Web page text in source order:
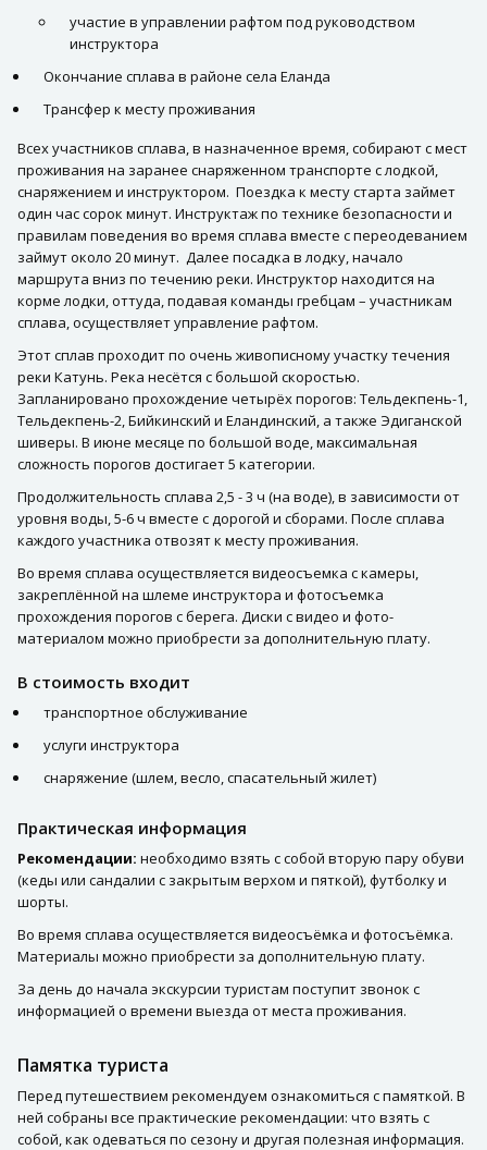
участие в управлении рафтом под руководством
инструктора
Окончание сплава в районе села Еланда
Трансфер к месту проживания
Всех участников сплава, в назначенное время, собирают с мест
проживания на заранее снаряженном транспорте с лодкой,
снаряжением и инструктором. Поездка к месту старта займет
один час сорок минут. Инструктаж по технике безопасности и
правилам поведения во время сплава вместе с переодеванием
займут около 20 минут. Далее посадка в лодку, начало
маршрута вниз по течению реки. Инструктор находится на
корме лодки, оттуда, подавая команды гребцам – участникам
сплава, осуществляет управление рафтом.
Этот сплав проходит по очень живописному участку течения
реки Катунь. Река несётся с большой скоростью.
Запланировано прохождение четырёх порогов: Тельдекпень-1,
Тельдекпень-2, Бийкинский и Еландинский, а также Эдиганской
шиверы. В июне месяце по большой воде, максимальная
сложность порогов достигает 5 категории.
Продолжительность сплава 2,5 - 3 ч (на воде), в зависимости от
уровня воды, 5-6 ч вместе с дорогой и сборами. После сплава
каждого участника отвозят к месту проживания.
Во время сплава осуществляется видеосъемка с камеры,
закреплённой на шлеме инструктора и фотосъемка
прохождения порогов с берега. Диски с видео и фото-
материалом можно приобрести за дополнительную плату.
В стоимость входит
транспортное обслуживание
услуги инструктора
снаряжение (шлем, весло, спасательный жилет)
Практическая информация
Рекомендации: необходимо взять с собой вторую пару обуви
(кеды или сандалии с закрытым верхом и пяткой), футболку и
шорты.
Во время сплава осуществляется видеосъёмка и фотосъёмка.
Материалы можно приобрести за дополнительную плату.
За день до начала экскурсии туристам поступит звонок с
информацией о времени выезда от места проживания.
Памятка туриста
Перед путешествием рекомендуем ознакомиться с памяткой. В
ней собраны все практические рекомендации: что взять с
собой, как одеваться по сезону и другая полезная информация.